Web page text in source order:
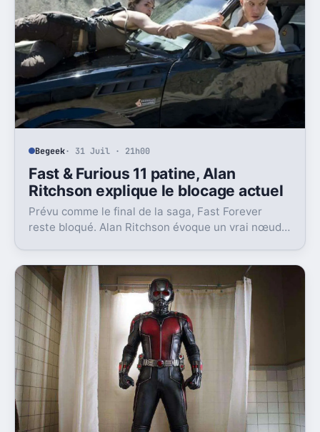
Begeek· 31 Juil · 21h00
Fast & Furious 11 patine, Alan
Ritchson explique le blocage actuel
Prévu comme le final de la saga, Fast Forever
reste bloqué. Alan Ritchson évoque un vrai nœud